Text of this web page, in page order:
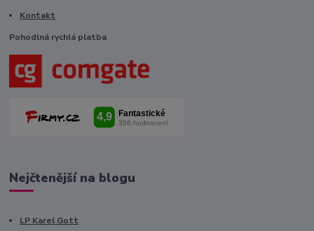
Kontakt
Pohodlná rychlá platba
Nejčtenější na blogu
LP Karel Gott